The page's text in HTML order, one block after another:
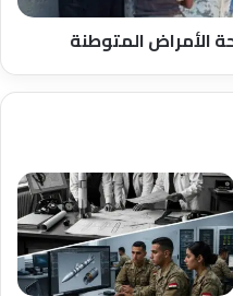
الأمراض المتوطنة